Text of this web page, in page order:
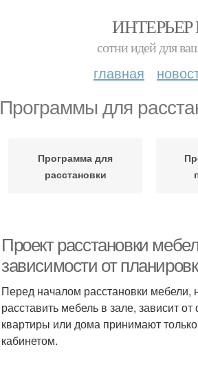
ИНТЕРЬЕР
сотни идей для
главная
Программы для
Программа для
расстановки
Проект расстановки
зависимости от
Перед началом расстановки мебели,
расставить мебель в зале, зависит
квартиры или дома принимают
кабинетом.